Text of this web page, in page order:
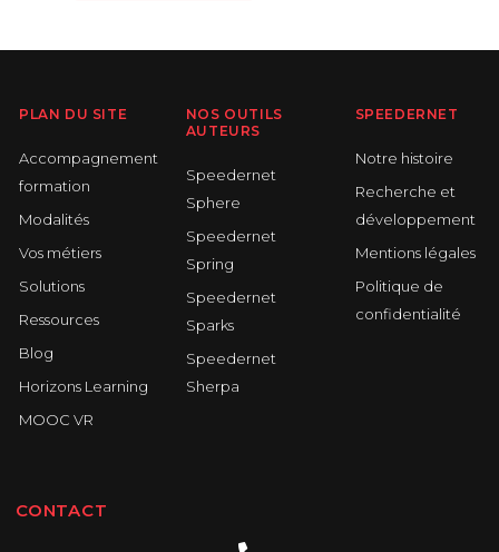
PLAN DU SITE
Accompagnement
formation
Modalités
Vos métiers
Solutions
Ressources
Blog
Horizons Learning
MOOC VR
NOS OUTILS
AUTEURS
Speedernet
Sphere
Speedernet
Spring
Speedernet
Sparks
Speedernet
Sherpa
SPEEDERNET
Notre histoire
Recherche et
développement
Mentions légales
Politique de
confidentialité
CONTACT